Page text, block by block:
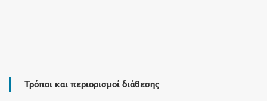
Τρόποι και περιορισμοί διάθεσης